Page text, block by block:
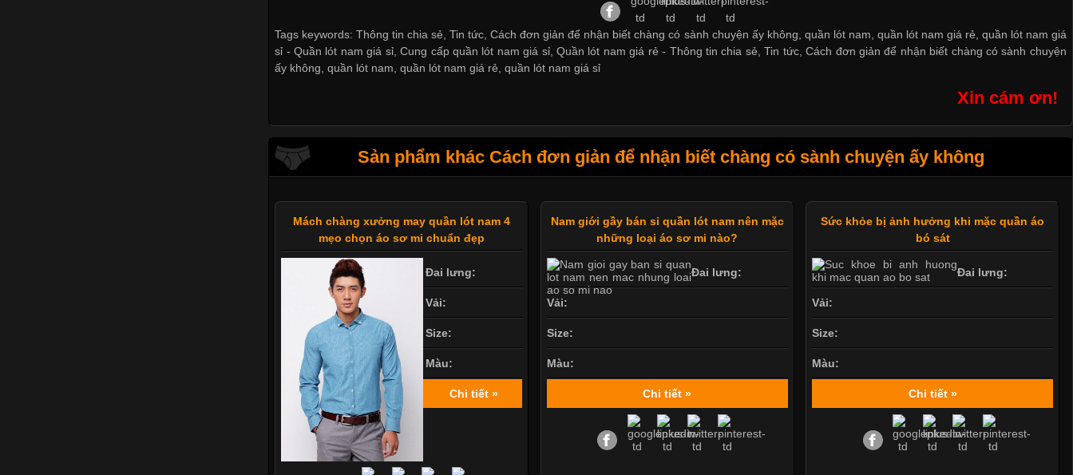
Tags keywords: Thông tin chia sẻ, Tin tức, Cách đơn giản để nhận biết chàng có sành chuyện ấy không, quần lót nam, quần lót nam giá rẻ, quần lót nam giá
sỉ -Quần lót nam giá sỉ,Cung cấp quần lót nam giá sỉ,Quần lót nam giá rẻ - Thông tin chia sẻ ,Tin tức,Cách đơn giản để nhận biết chàng có sành chuyện
ấy không ,quần lót nam ,quần lót nam giá rẻ ,quần lót nam giá sỉ
Xin cám ơn!
Sản phẩm khác Cách đơn giản để nhận biết chàng có sành chuyện ấy không
Mách chàng xưởng may quần lót nam 4
mẹo chọn áo sơ mi chuẩn đẹp
Đai lưng:
Vải:
Size:
Màu:
Chi tiết »
Nam giới gầy bán sỉ quần lót nam nên mặc
những loại áo sơ mi nào?
Đai lưng:
Vải:
Size:
Màu:
Chi tiết »
Sức khỏe bị ảnh hưởng khi mặc quần áo
bó sát
Đai lưng:
Vải:
Size:
Màu:
Chi tiết »